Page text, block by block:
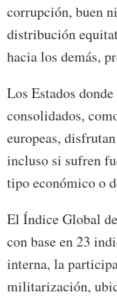
corrupción, buen
distribución
hacia los demás,
Los Estados
consolidados,
europeas,
incluso si sufren
tipo económico o
El Índice Global
con base en 23
interna, la
militarización,